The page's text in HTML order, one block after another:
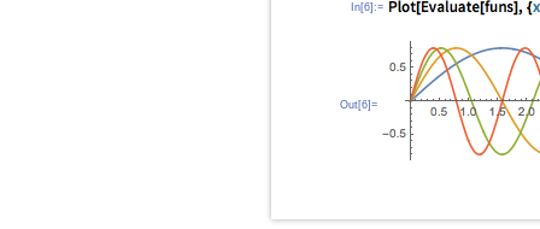
In[6]:=
Out[6]=